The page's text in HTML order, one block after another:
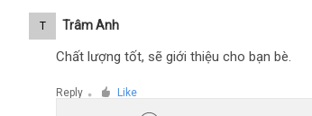
T Trâm Anh
Chất lượng tốt, sẽ giới thiệu cho bạn bè.
Reply ● Like